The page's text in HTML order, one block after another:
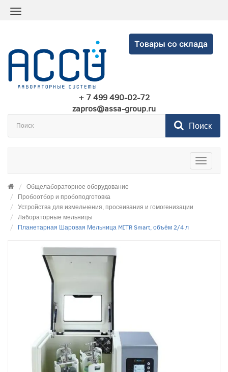
Товары со склада
+ 7 499 490-02-72
zapros@assa-group.ru
Поиск
Toggle
Общелабораторное оборудование
Пробоотбор и пробоподготовка
Устройства для измельчения, просеивания и гомогенизации
Лабораторные мельницы
Планетарная Шаровая Мельница MITR Smart, объём 2/4 л